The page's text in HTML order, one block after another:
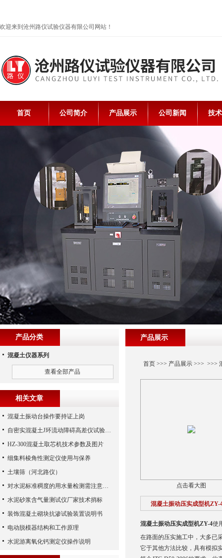
欢迎来到沧州路仪试验仪器有限公司网站！
首页 公司简介 产品展示 公司新闻 技
产品展示
首页>>> 产品展示>>> >>>
点击看大图
混凝土振动压实成型机ZY-
混凝土振动压实成型机ZY-4使
在路面的压实施工中，大多已
它于其他方法比较，具有模拟
产品分类
混凝土仪器系列
查看全部产品
相关文章
混凝土振动台操作要持证上岗
自密实混凝土J环流动障碍高差仪试验步骤
HZ-300混凝土取芯机技术参数及图片
细集料棱角性测定仪使用与保养
土壤筛（河北路仪）
对水泥标准稠度的用水量检测需注意哪些？
水泥砂浆含气量测试仪厂家技术捎标
装饰混凝土砌块抗渗试验装置说明书
电动脱模器结构和工作原理
水泥游离氧化钙测定仪操作说明